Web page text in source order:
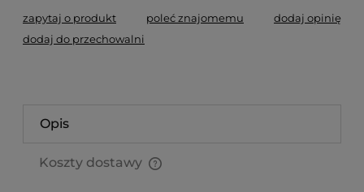
zapytaj o produkt poleć znajomemu
dodaj opinię
dodaj do przechowalni
Opis
Koszty dostawy